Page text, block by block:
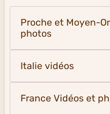
Proche et Moyen-
photos
Italie vidéos
France Vidéos et